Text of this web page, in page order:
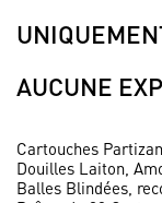
AUCUNE
Cartouches
Douilles Laiton,
Balles Blindées,